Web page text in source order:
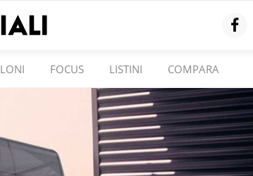
FOCUS LISTINI COMPARA